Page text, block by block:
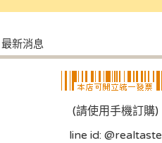
最新消息
(請使用手機訂購)
line id: @realtaste